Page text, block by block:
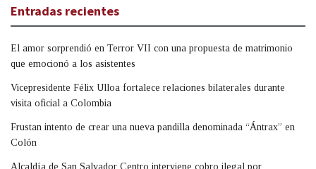
Entradas recientes
El amor sorprendió en Terror VII con una propuesta de matrimonio
que emocionó a los asistentes
Vicepresidente Félix Ulloa fortalece relaciones bilaterales durante
visita oficial a Colombia
Frustan intento de crear una nueva pandilla denominada “Ántrax” en
Colón
Alcaldía de San Salvador Centro interviene cobro ilegal por